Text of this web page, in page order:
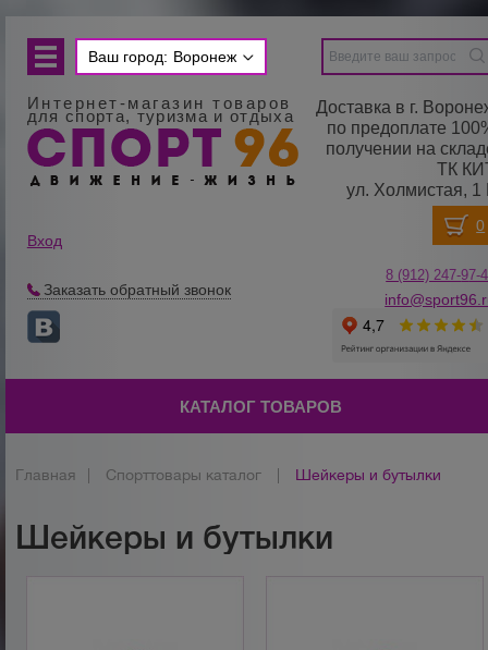
Ваш город: Воронеж
Интернет-магазин товаров
для спорта, туризма и отдыха
Доставка в г.
по предоплате
получении на
ТК
ул. Холмистая, 1
Вход
Заказать обратный звонок
8 (912) 247-97-
КАТАЛОГ ТОВАРОВ
Главная Спорттовары каталог Шейкеры и бутылки
Шейкеры и бутылки